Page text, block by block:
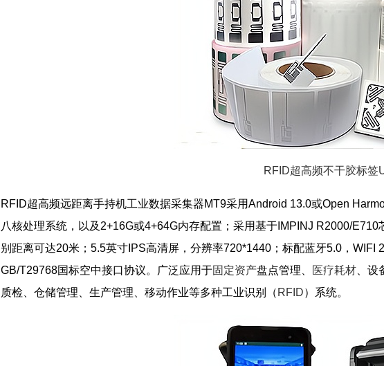
RFID超高频不干胶标签
RFID超高频远距离手持机工业数据采集器MT9采用Android 13.0或Open
八核处理系统，以及2+16G或4+64G内存配置；采用基于IMPINJ R2000/
别距离可达20米；5.5英寸IPS高清屏，分辨率720*1440；标配蓝牙5.0，WIFI
GB/T29768国标空中接口协议。广泛应用于固定资产盘点管理、 医疗耗材 、
质检、仓储管理、生产管理、移动作业等多种工业识别（ RFID）系统。